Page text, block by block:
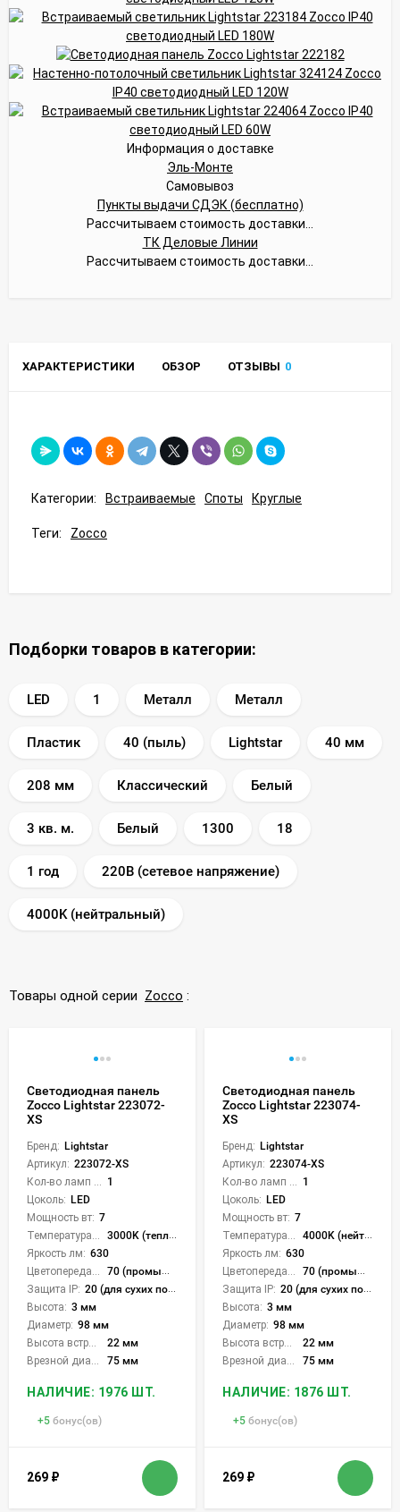
Информация о доставке
Эль-Монте
Самовывоз
Пункты выдачи СДЭК (бесплатно)
Рассчитываем стоимость доставки...
ТК Деловые Линии
Рассчитываем стоимость доставки...
ХАРАКТЕРИСТИКИ ОБЗОР ОТЗЫВЫ 0
Категории: Встраиваемые Споты Круглые
Теги: Zocco
Подборки товаров в категории:
LED 1 Металл Металл
Пластик 40 (пыль) Lightstar 40 мм
208 мм Классический Белый
3 кв. м. Белый 1300 18
1 год 220В (сетевое напряжение)
4000K (нейтральный)
Товары одной серии Zocco :
Светодиодная панель
Zocco Lightstar 223072-
XS
Бренд: Lightstar
Артикул: 223072-XS
1
Цоколь: LED
Мощность вт: 7
3000K (теплый)
Яркость лм: 630
70 (промышленная)
Защита IP: 20 (для сухих пом.)
Высота: 3 мм
Диаметр: 98 мм
22 мм
75 мм
НАЛИЧИЕ: 1976 ШТ.
+5 бонус(ов)
269 ₽
Светодиодная панель
Zocco Lightstar 223074-
XS
Бренд: Lightstar
Артикул: 223074-XS
1
Цоколь: LED
Мощность вт: 7
4000K (нейтральный)
Яркость лм: 630
70 (промышленная)
Защита IP: 20 (для сухих пом.)
Высота: 3 мм
Диаметр: 98 мм
22 мм
75 мм
НАЛИЧИЕ: 1876 ШТ.
+5 бонус(ов)
269 ₽